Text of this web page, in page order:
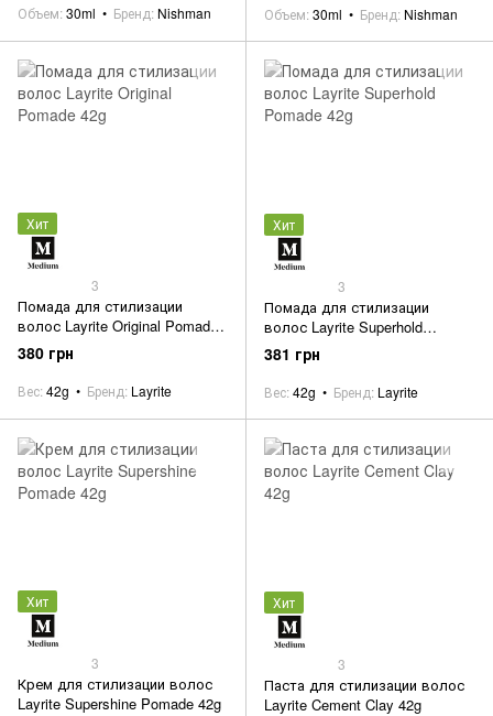
Объем 30ml Бренд Nishman Объем 30ml Бренд Nishman
Хит
3
Помада для стилизации
волос Layrite Original Pomade
42g
380 грн
Вес 42g Бренд Layrite
Хит
3
Помада для стилизации
волос Layrite Superhold
Pomade 42g
381 грн
Вес 42g Бренд Layrite
Хит
3
Крем для стилизации волос
Layrite Supershine Pomade 42g
Хит
3
Паста для стилизации волос
Layrite Cement Clay 42g